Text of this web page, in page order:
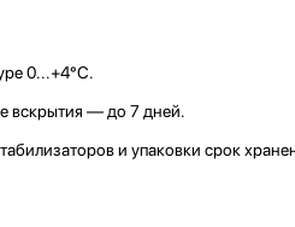
0...+4°C.
вскрытия — до 7 дней.
и упаковки срок